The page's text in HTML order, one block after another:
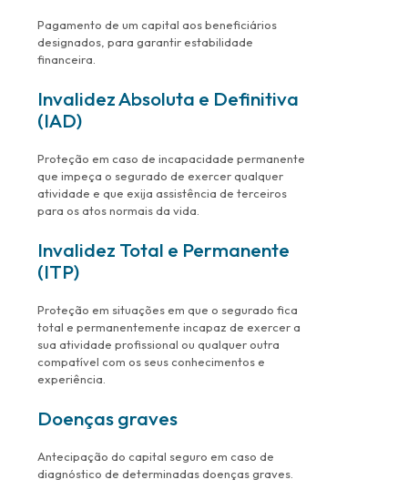
Pagamento de um capital aos beneficiários
designados, para garantir estabilidade
financeira.
Invalidez Absoluta e Definitiva
(IAD)
Proteção em caso de incapacidade permanente
que impeça o segurado de exercer qualquer
atividade e que exija assistência de terceiros
para os atos normais da vida.
Invalidez Total e Permanente
(ITP)
Proteção em situações em que o segurado fica
total e permanentemente incapaz de exercer a
sua atividade profissional ou qualquer outra
compatível com os seus conhecimentos e
experiência.
Doenças graves
Antecipação do capital seguro em caso de
diagnóstico de determinadas doenças graves.